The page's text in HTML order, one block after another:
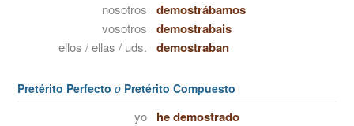
nosotros demostrábamos
vosotros demostrabais
ellos / ellas / uds. demostraban
Pretérito Perfecto o Pretérito Compuesto
yo he demostrado